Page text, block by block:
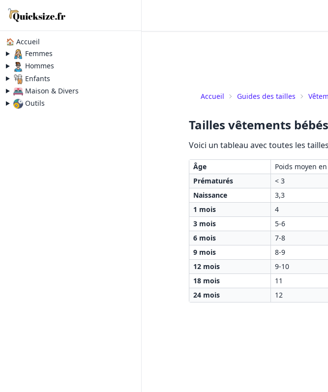
Accueil
Guides des tailles
Tailles vêtements bébés
Voici un tableau avec toutes les
Âge Poids moyen
Prématurés
< 3
Naissance
3,3
1 mois
4
3 mois
5-6
6 mois
7-8
9 mois
8-9
12 mois
9-10
18 mois
11
24 mois
12
🏠 Accueil
Femmes
Hommes
Enfants
Maison & Divers
Outils